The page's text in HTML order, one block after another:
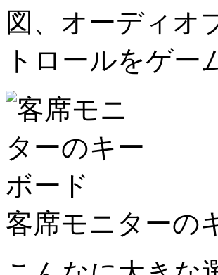
図、オーディオ
トロールをゲー
客席モニターの